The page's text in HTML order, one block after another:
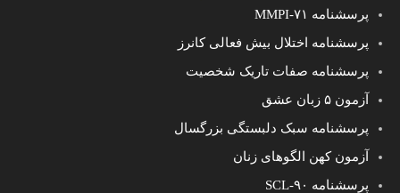
پرسشنامه MMPI-۷۱
پرسشنامه اختلال بیش فعالی کانرز
پرسشنامه صفات تاریک شخصیت
آزمون ۵ زبان عشق
پرسشنامه سبک دلبستگی بزرگسال
آزمون کهن الگوهای زنان
پرسشنامه SCL-۹۰